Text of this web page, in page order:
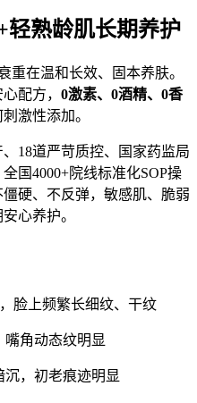
轻熟龄肌长期养护
重在温和长效、固本养肤。
配方， 0激素、0酒精、0香
激性添加。
18道严苛质控、国家药监局
国4000+院线标准化SOP操
硬、不反弹，敏感肌、脆弱
心养护。
脸上频繁长细纹、干纹
嘴角动态纹明显
沉，初老痕迹明显